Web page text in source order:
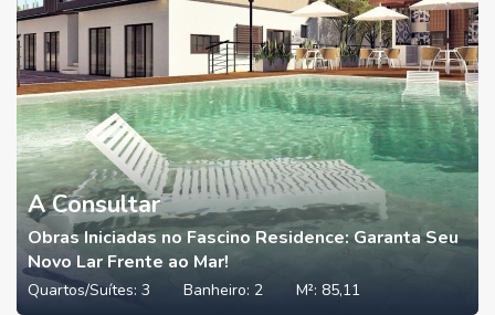
A Consultar
Obras Iniciadas no Fascino Residence: Garanta Seu
Novo Lar Frente ao Mar!
Quartos/Suítes: 3 Banheiro: 2 M²: 85,11